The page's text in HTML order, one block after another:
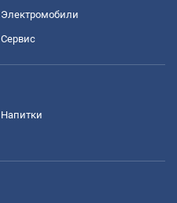
Электромобили
Сервис
Напитки